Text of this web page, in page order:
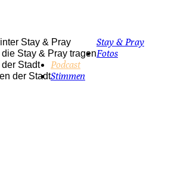
Stay & Pray
Stay & Pray
Stay & Pray tragen
Stadt
der Stadt
Fotos
Podcast
Stimmen